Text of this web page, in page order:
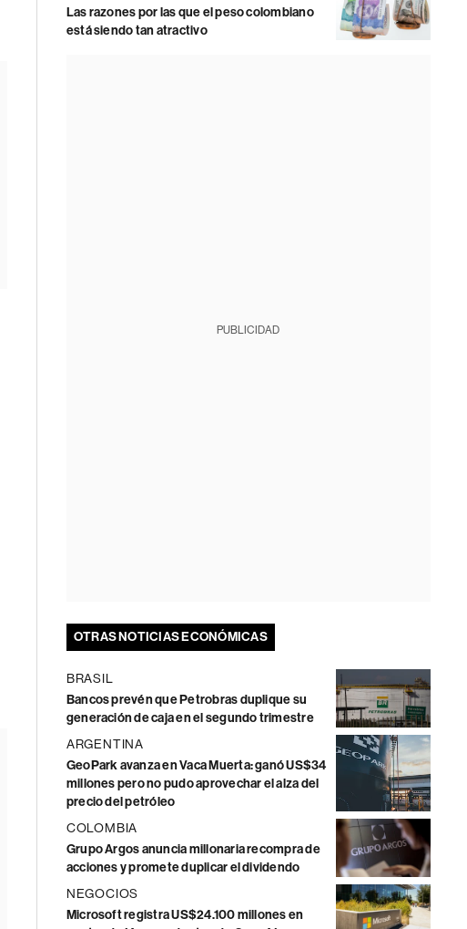
Las razones por las que el peso colombiano
está siendo tan atractivo
PUBLICIDAD
OTRAS NOTICIAS ECONÓMICAS
BRASIL
Bancos prevén que Petrobras duplique su
generación de caja en el segundo trimestre
ARGENTINA
GeoPark avanza en Vaca Muerta: ganó US$34
millones pero no pudo aprovechar el alza del
precio del petróleo
COLOMBIA
Grupo Argos anuncia millonaria recompra de
acciones y promete duplicar el dividendo
NEGOCIOS
Microsoft registra US$24.100 millones en